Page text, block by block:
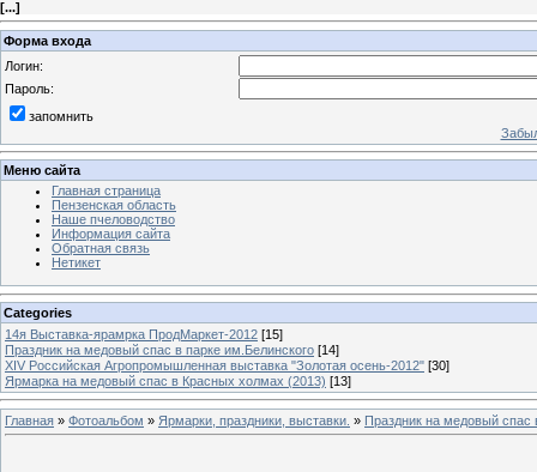
[...]
Форма входа
Логин:
Пароль:
запомнить
Меню сайта
Главная страница
Пензенская область
Наше пчеловодство
Информация сайта
Обратная связь
Нетикет
Categories
14я Выставка-ярамрка ПродМаркет-2012 [15]
Праздник на медовый спас в парке им.Белинского [14]
XIV Российская Агропромышленная выставка "Золотая осень-2012" [30]
Ярмарка на медовый спас в Красных холмах (2013) [13]
Главная » Фотоальбом » Ярмарки, праздники, выставки. » Праздник на медовый спас